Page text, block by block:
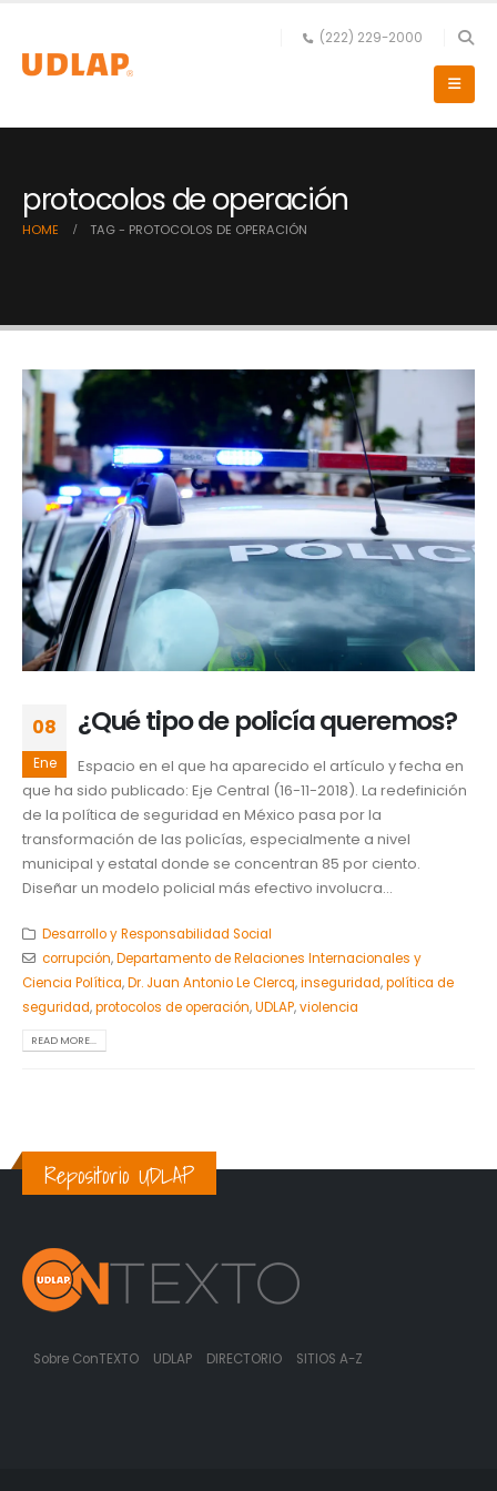
(222) 229-2000
protocolos de operación
HOME TAG - PROTOCOLOS DE OPERACIÓN
08
Ene
¿Qué tipo de policía queremos?
Espacio en el que ha aparecido el artículo y fecha en
que ha sido publicado: Eje Central (16-11-2018). La redefinición
de la política de seguridad en México pasa por la
transformación de las policías, especialmente a nivel
municipal y estatal donde se concentran 85 por ciento.
Diseñar un modelo policial más efectivo involucra...
Desarrollo y Responsabilidad Social
corrupción,Departamento de Relaciones Internacionales y
Ciencia Política,Dr. Juan Antonio Le Clercq,inseguridad,política de
seguridad,protocolos de operación,UDLAP,violencia
READ MORE...
Repositorio UDLAP
Sobre ConTEXTO UDLAP DIRECTORIO SITIOS A-Z